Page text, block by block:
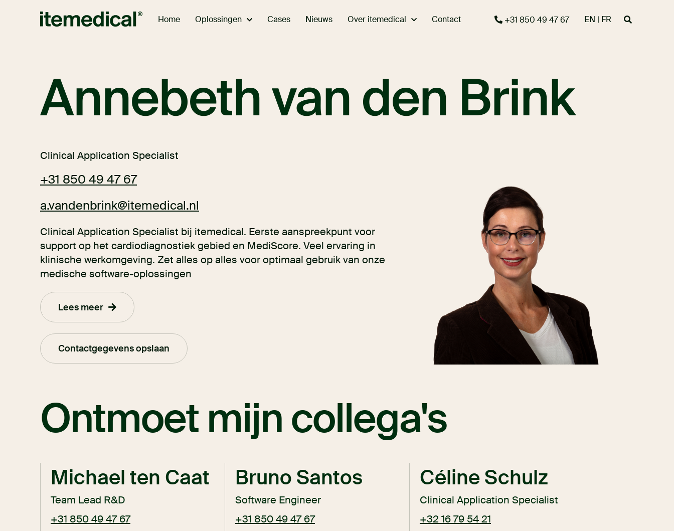
Home Oplossingen Cases Nieuws Over itemedical Contact +31 850 49 47 67 EN | FR
Annebeth van den Brink
Clinical Application Specialist
+31 850 49 47 67
a.vandenbrink@itemedical.nl
Clinical Application Specialist bij itemedical. Eerste aanspreekpunt voor
support op het cardiodiagnostiek gebied en MediScore. Veel ervaring in
klinische werkomgeving. Zet alles op alles voor optimaal gebruik van onze
medische software-oplossingen
Lees meer
Contactgegevens opslaan
Ontmoet mijn collega's
Michael ten Caat
Team Lead R&D
+31 850 49 47 67
Bruno Santos
Software Engineer
+31 850 49 47 67
Céline Schulz
Clinical Application Specialist
+32 16 79 54 21